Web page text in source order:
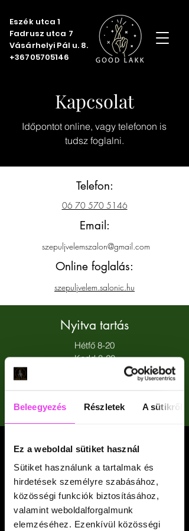
Beleegyezés Részletek A sütikről
Ez a weboldal sütiket használ
Sütiket használunk a tartalmak és
hirdetések személyre szabásához,
közösségi funkciók biztosításához,
valamint weboldalforgalmunk
elemzéséhez. Ezenkívül közösségi
Eszék utca 1
Fadrusz utca 7
Vásárhelyi Pál u. 8.
+36705705146
Kapcsolat
Időpontot online, vagy telefonon is
tudsz foglalni.
Telefon:
06 70 570 5146
Email:
szepuljvelemszalon@gmail.com
Online foglalás:
szepuljvelem.salonic.hu
Nyitva tartás
Hétfő 8-20
Kedd 8-20
Szombat 8-20
Vezetéknév